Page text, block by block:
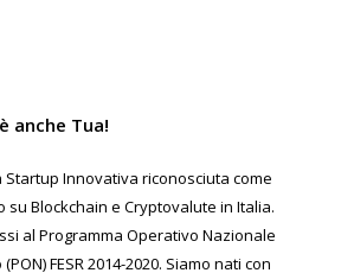
anche Tua!
Startup Innovativa riconosciuta come
Blockchain e Cryptovalute in Italia.
al Programma Operativo Nazionale
FESR 2014-2020. Siamo nati con